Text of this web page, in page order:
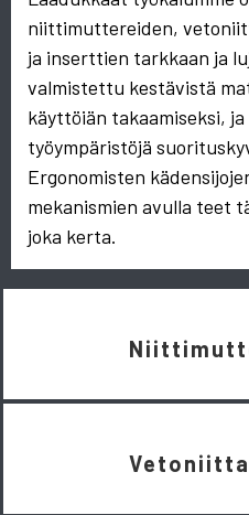
niittimuttereiden,
ja inserttien tarkkaan ja
valmistettu kestävistä
käyttöiän takaamiseksi,
työympäristöjä
Ergonomisten
mekanismien avulla teet
joka kerta.